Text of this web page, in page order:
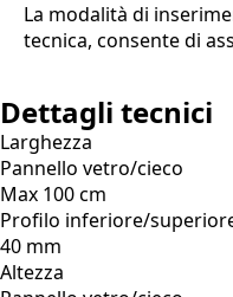
La modalità di
tecnica, consente di
Dettagli tecnici
Larghezza
Pannello vetro/cieco
Max 100 cm
Profilo inferiore/
40 mm
Altezza